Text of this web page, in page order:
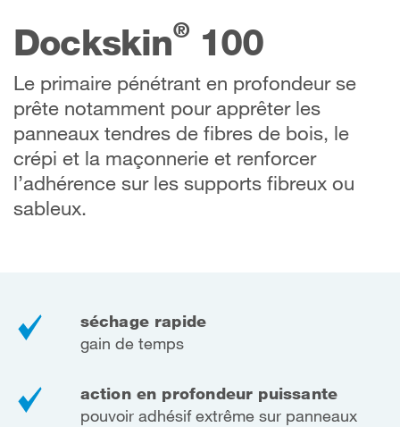
Dockskin®100
Le primaire pénétrant en profondeur se
prête notamment pour apprêter les
panneaux tendres de fibres de bois, le
crépi et la maçonnerie et renforcer
l’adhérence sur les supports fibreux ou
sableux.
séchage rapide
gain de temps
action en profondeur puissante
pouvoir adhésif extrême sur panneaux